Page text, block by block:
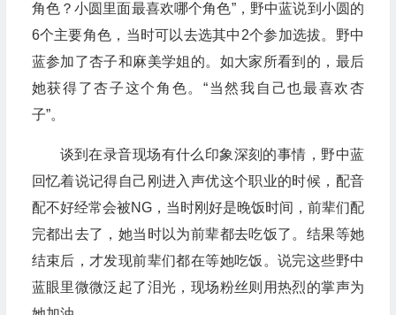
角色？小圆里面最喜欢哪个角色”，野中蓝说到小圆的
6个主要角色，当时可以去选其中2个参加选拔。野中
蓝参加了杏子和麻美学姐的。如大家所看到的，最后
她获得了杏子这个角色。“当然我自己也最喜欢杏
子”。
谈到在录音现场有什么印象深刻的事情，野中蓝
回忆着说记得自己刚进入声优这个职业的时候，配音
配不好经常会被NG，当时刚好是晚饭时间，前辈们配
完都出去了，她当时以为前辈都去吃饭了。结果等她
结束后，才发现前辈们都在等她吃饭。说完这些野中
蓝眼里微微泛起了泪光，现场粉丝则用热烈的掌声为